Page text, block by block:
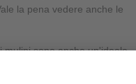
la pena vedere anche le
mulini sono anche un'ideale